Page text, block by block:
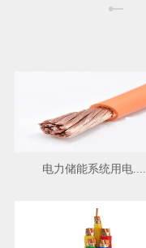
电力储能系统用电....